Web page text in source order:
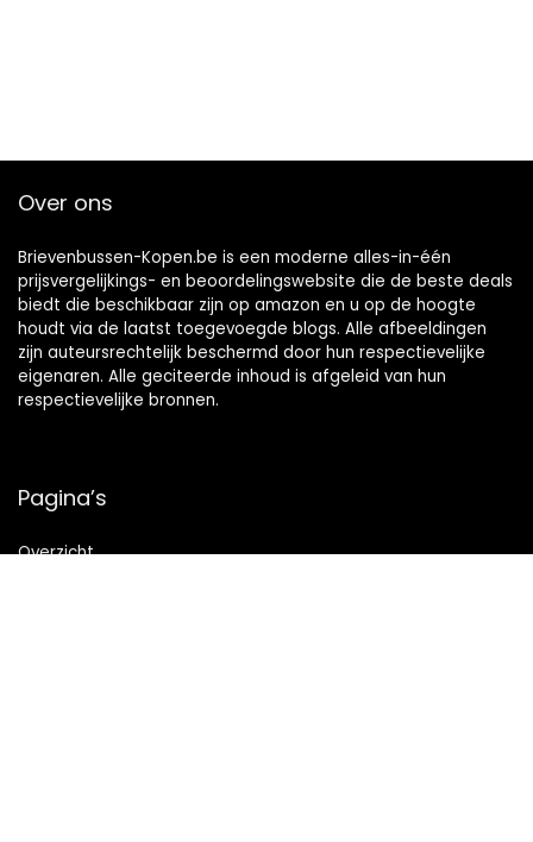
Over ons
Brievenbussen-Kopen.be is een moderne alles-in-één
prijsvergelijkings- en beoordelingswebsite die de beste deals
biedt die beschikbaar zijn op amazon en u op de hoogte
houdt via de laatst toegevoegde blogs. Alle afbeeldingen
zijn auteursrechtelijk beschermd door hun respectievelijke
eigenaren. Alle geciteerde inhoud is afgeleid van hun
respectievelijke bronnen.
Pagina’s
Overzicht